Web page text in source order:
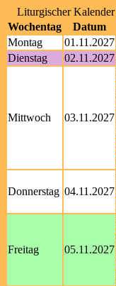
Liturgischer
Wochentag
Datum
Montag
01.11.2027
Dienstag
02.11.2027
Mittwoch 03.11.2027
Donnerstag 04.11.2027
Freitag 05.11.2027